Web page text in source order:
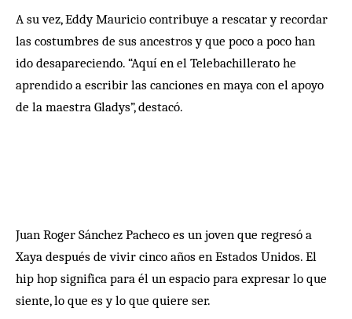
A su vez, Eddy Mauricio contribuye a rescatar y recordar
las costumbres de sus ancestros y que poco a poco han
ido desapareciendo. “Aquí en el Telebachillerato he
aprendido a escribir las canciones en maya con el apoyo
de la maestra Gladys”, destacó.
Juan Roger Sánchez Pacheco es un joven que regresó a
Xaya después de vivir cinco años en Estados Unidos. El
hip hop significa para él un espacio para expresar lo que
siente, lo que es y lo que quiere ser.